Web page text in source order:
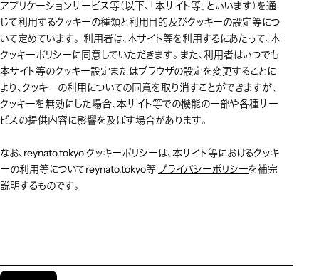
アプリケーションサービス等（以下、「本サイト等」といいます）を通
じて利用するクッキーの種類と利用目的及びクッキーの設定等につ
いて定めています。 利用者は、本サイト等を利用するにあたって、本
クッキーポリシーに同意していただきます。また、利用者はいつでも
本サイト等のクッキー設定またはブラウザの設定を変更することに
より、クッキーの利用についての同意を取り消すことができますが、
クッキーを無効にした場合、本サイト等での機能の一部や各種サー
ビスの提供内容に影響を及ぼす場合があります。
なお、reynato.tokyo クッキーポリシーは、本サイト等におけるクッキ
ーの利用等についてreynato.tokyo等 プライバシーポリシーを補完
説明するものです。